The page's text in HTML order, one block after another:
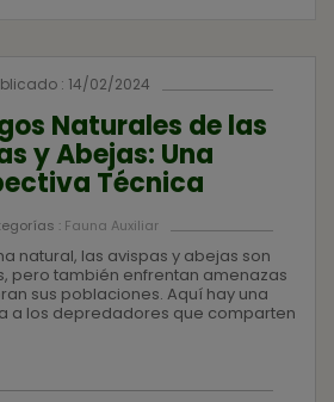
: 14/02/2024
Naturales de las
y Abejas: Una
Técnica
: Fauna Auxiliar
natural, las avispas y abejas son
pero también enfrentan amenazas
sus poblaciones. Aquí hay una
a los depredadores que comparten